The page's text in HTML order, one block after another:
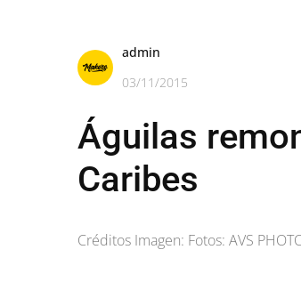
admin
03/11/2015
Águilas
Caribes
Créditos Imagen: Fotos: AVS